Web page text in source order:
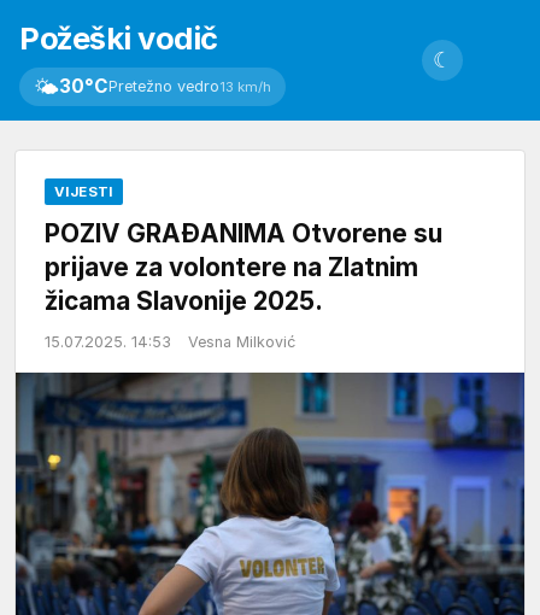
Požeški vodič
🌤30°CPretežno vedro13 km/h
☾
VIJESTI
POZIV GRAĐANIMA Otvorene su
prijave za volontere na Zlatnim
žicama Slavonije 2025.
15.07.2025. 14:53 Vesna Milković